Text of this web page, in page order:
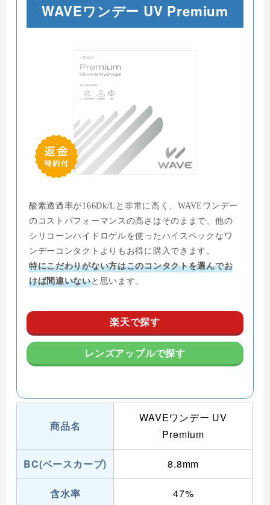
WAVEワンデー UV Premium
酸素透過率が166Dk/Lと非常に高く、WAVEワンデー
のコストパフォーマンスの高さはそのままで、他の
シリコーンハイドロゲルを使ったハイスペックなワ
ンデーコンタクトよりもお得に購入できます。
特にこだわりがない方はこのコンタクトを選んでお
けば間違いないと思います。
楽天で探す
レンズアップルで探す
商品名
WAVEワンデー UV
Premium
BC(ベースカーブ) 8.8mm
含水率 47%